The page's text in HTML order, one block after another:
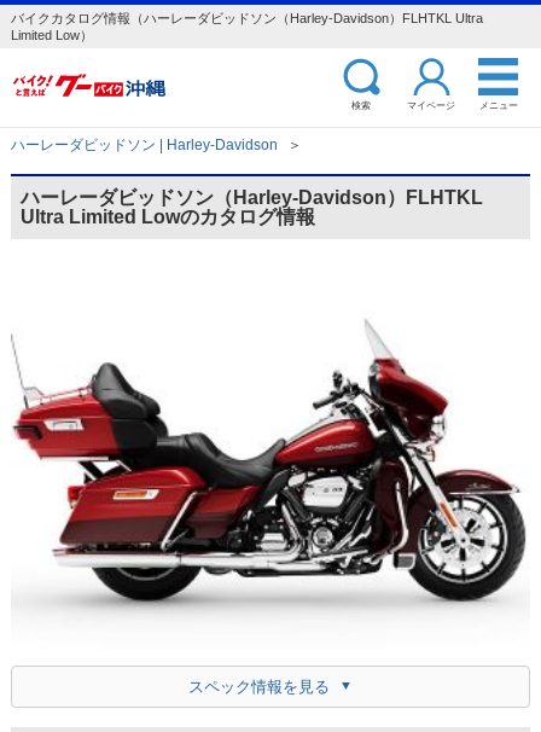
バイクカタログ情報（ハーレーダビッドソン（Harley-Davidson）FLHTKL Ultra
Limited Low）
検索 マイページ メニュー
ハーレーダビッドソン | Harley-Davidson ＞
ハーレーダビッドソン（Harley-Davidson）FLHTKL
Ultra Limited Lowのカタログ情報
スペック情報を見る